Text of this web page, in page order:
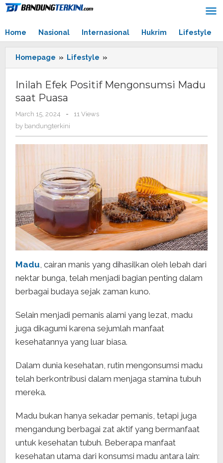
Skip
Home
Nasional Internasional Hukrim Lifestyle
Homepage » Lifestyle »
Efek
Mengonsumsi
Inilah Efek Positif Mengonsumsi Madu
saat Puasa
March 15, 2024
by
bandungterkini
-
11 Views
by bandungterkini
Madu, cairan manis yang dihasilkan oleh lebah dari
nektar bunga, telah menjadi bagian penting dalam
berbagai budaya sejak zaman kuno.
Selain menjadi pemanis alami yang lezat, madu
juga dikagumi karena sejumlah manfaat
kesehatannya yang luar biasa.
Dalam dunia kesehatan, rutin mengonsumsi madu
telah berkontribusi dalam menjaga stamina tubuh
mereka.
Madu bukan hanya sekadar pemanis, tetapi juga
mengandung berbagai zat aktif yang bermanfaat
untuk kesehatan tubuh. Beberapa manfaat
kesehatan utama dari konsumsi madu antara lain: